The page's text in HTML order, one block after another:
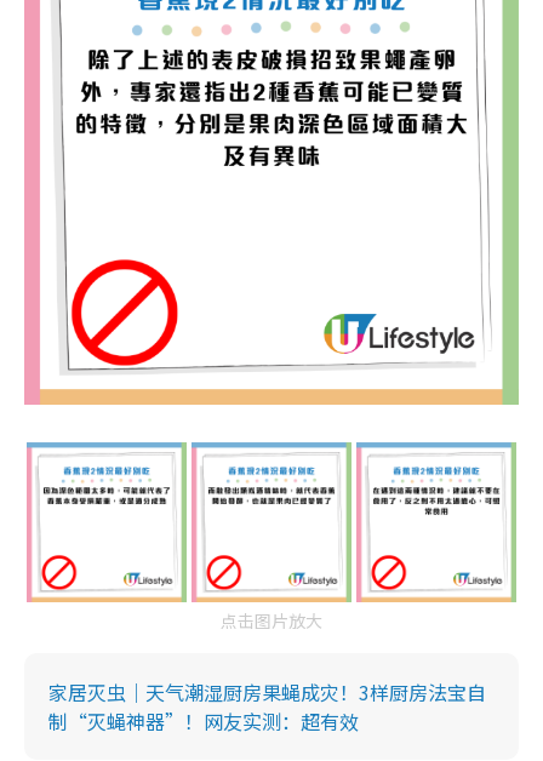
点击图片放大
家居灭虫｜天气潮湿厨房果蝇成灾！3样厨房法宝自
制“灭蝇神器”！网友实测：超有效